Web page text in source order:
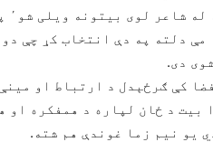
نه ګرځي٬ خو دا مې دلته په دې
دی.
کې ګرځېدل د ارتباط او
بیتي کې دی٬ چې دا بیت د ځان لپاره د
یو نیم زما غوندې هم شته.